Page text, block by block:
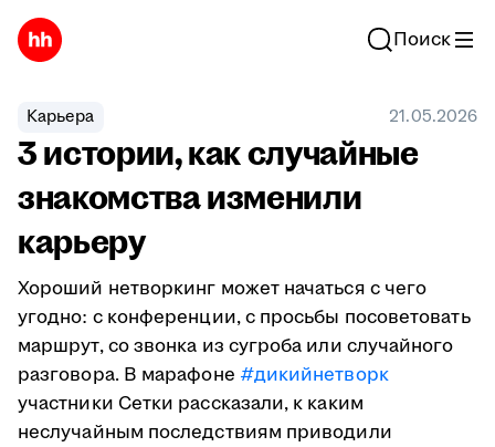
Поиск
Карьера 21.05.2026
3 истории, как случайные
знакомства изменили
карьеру
Хороший нетворкинг может начаться с чего
угодно: с конференции, с просьбы посоветовать
маршрут, со звонка из сугроба или случайного
разговора. В марафоне #дикийнетворк
участники Сетки рассказали, к каким
неслучайным последствиям приводили